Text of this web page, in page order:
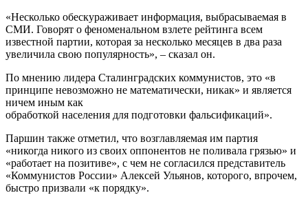
«Несколько обескураживает информация, выбрасываемая в
СМИ. Говорят о феноменальном взлете рейтинга всем
известной партии, которая за несколько месяцев в два раза
увеличила свою популярность», – сказал он.
По мнению лидера Сталинградских коммунистов, это «в
принципе невозможно не математически, никак» и является
ничем иным как
обработкой населения для подготовки фальсификаций».
Паршин также отметил, что возглавляемая им партия
«никогда никого из своих оппонентов не поливала грязью» и
«работает на позитиве», с чем не согласился представитель
«Коммунистов России» Алексей Ульянов, которого, впрочем,
быстро призвали «к порядку».